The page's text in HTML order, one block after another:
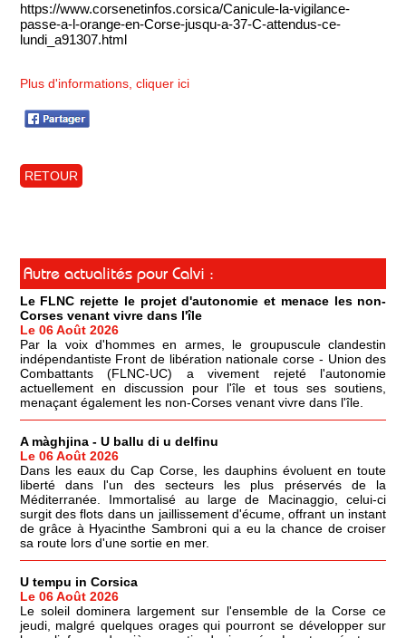
https://www.corsenetinfos.corsica/Canicule-la-vigilance-
passe-a-l-orange-en-Corse-jusqu-a-37-C-attendus-ce-
lundi_a91307.html
Plus d'informations, cliquer ici
RETOUR
Autre actualités pour Calvi :
Le FLNC rejette le projet d'autonomie et menace les non-
Corses venant vivre dans l'île
Le 06 Août 2026
Par la voix d'hommes en armes, le groupuscule clandestin
indépendantiste Front de libération nationale corse - Union des
Combattants (FLNC-UC) a vivement rejeté l'autonomie
actuellement en discussion pour l'île et tous ses soutiens,
menaçant également les non-Corses venant vivre dans l'île.
A màghjina - U ballu di u delfinu
Le 06 Août 2026
Dans les eaux du Cap Corse, les dauphins évoluent en toute
liberté dans l'un des secteurs les plus préservés de la
Méditerranée. Immortalisé au large de Macinaggio, celui-ci
surgit des flots dans un jaillissement d'écume, offrant un instant
de grâce à Hyacinthe Sambroni qui a eu la chance de croiser
sa route lors d'une sortie en mer.
U tempu in Corsica
Le 06 Août 2026
Le soleil dominera largement sur l'ensemble de la Corse ce
jeudi, malgré quelques orages qui pourront se développer sur